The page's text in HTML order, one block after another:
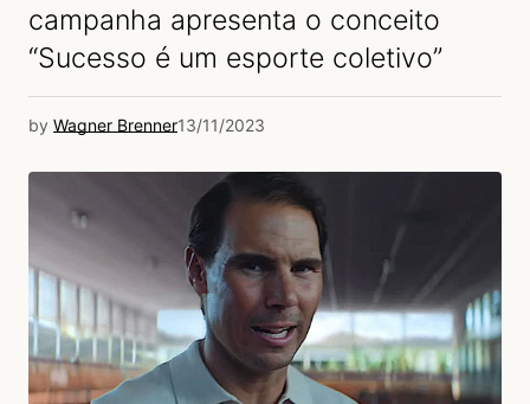
campanha apresenta o conceito
“Sucesso é um esporte coletivo”
by Wagner Brenner13/11/2023